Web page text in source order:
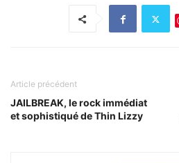
Article précédent
JAILBREAK, le rock immédiat
et sophistiqué de Thin Lizzy